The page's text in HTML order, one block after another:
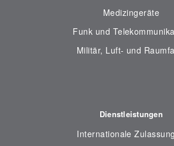
Medizingeräte
Funk und
Militär, Luft- und
Dienstleistungen
Internationale